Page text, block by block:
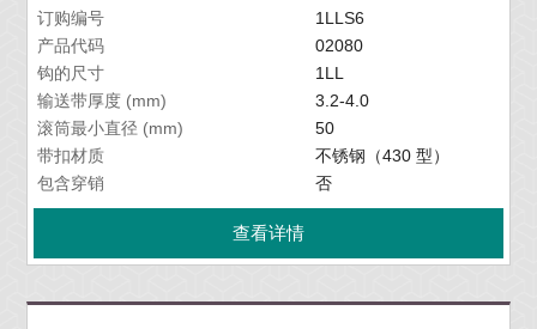
订购编号
1LLS6
产品代码
02080
钩的尺寸
1LL
输送带厚度 (mm)
3.2-4.0
滚筒最小直径 (mm)
50
带扣材质
不锈钢（430 型）
包含穿销
否
查看详情